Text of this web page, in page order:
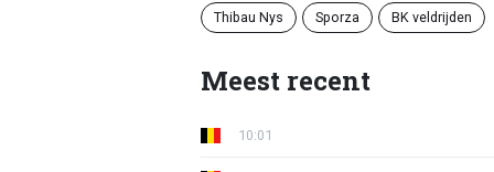
Thibau Nys Sporza BK veldrijden
Meest recent
10:01